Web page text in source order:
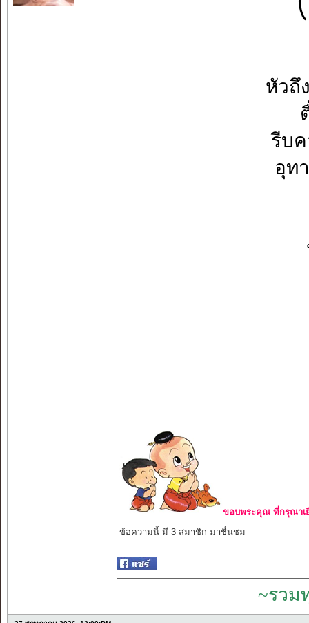
หัวถึ
รีบ
อุท
ขอบพระคุณ ที่กรุณาเ
ข้อความนี้ มี 3 สมาชิก มาชื่นชม
~รวม